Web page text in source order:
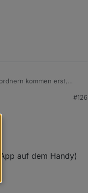
kommen erst,
gelaufen.
#126
auf dem Handy)